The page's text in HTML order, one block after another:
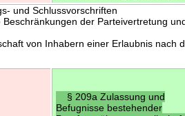
und Schlussvorschriften
der Parteivertretung
von Inhabern einer Erlaubnis nach
§ 209a Zulassung und
Befugnisse bestehender